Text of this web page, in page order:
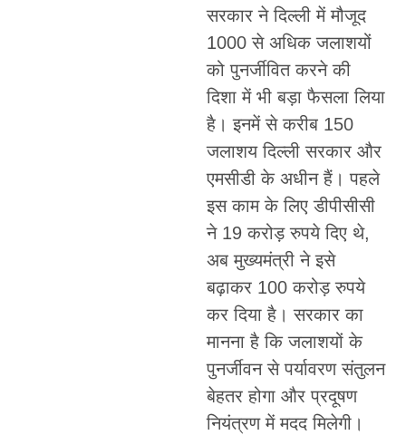
सरकार ने दिल्ली में मौजूद
1000 से अधिक जलाशयों
को पुनर्जीवित करने की
दिशा में भी बड़ा फैसला लिया
है। इनमें से करीब 150
जलाशय दिल्ली सरकार और
एमसीडी के अधीन हैं। पहले
इस काम के लिए डीपीसीसी
ने 19 करोड़ रुपये दिए थे,
अब मुख्यमंत्री ने इसे
बढ़ाकर 100 करोड़ रुपये
कर दिया है। सरकार का
मानना है कि जलाशयों के
पुनर्जीवन से पर्यावरण संतुलन
बेहतर होगा और प्रदूषण
नियंत्रण में मदद मिलेगी।